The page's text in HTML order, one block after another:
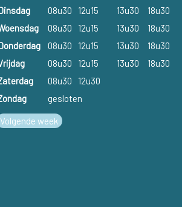
08u30 12u15 13u30
18u30
08u30 12u15 13u30
18u30
08u30 12u15 13u30
18u30
08u30 12u15 13u30
18u30
08u30
12u30
gesloten
Volgende week